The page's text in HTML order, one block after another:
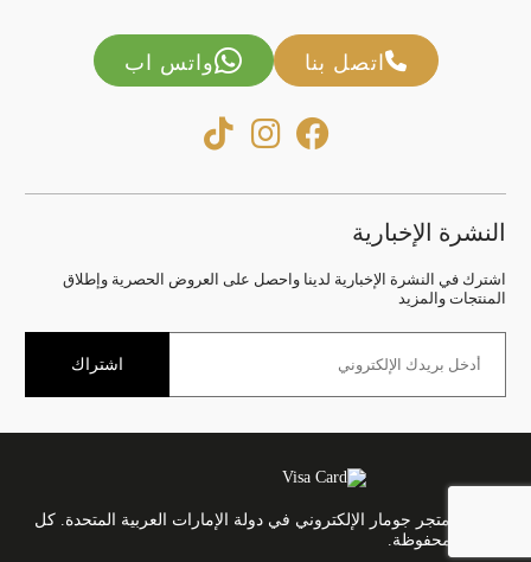
اتصل بنا واتس اب
النشرة الإخبارية
اشترك في النشرة الإخبارية لدينا واحصل على العروض الحصرية وإطلاق
المنتجات والمزيد
اشتراك
© 2025 متجر جومار الإلكتروني في دولة الإمارات العربية المتحدة. كل
الحقوق محفوظة.